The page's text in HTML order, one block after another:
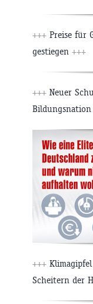
+++ Preise für
gestiegen +++
+++ Neuer
Bildungsnation
+++
Scheitern der